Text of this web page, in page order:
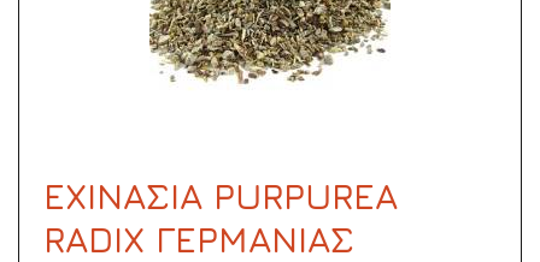
ΕΧΙΝΑΣΙΑ PURPUREA
RADIX ΓΕΡΜΑΝΙΑΣ